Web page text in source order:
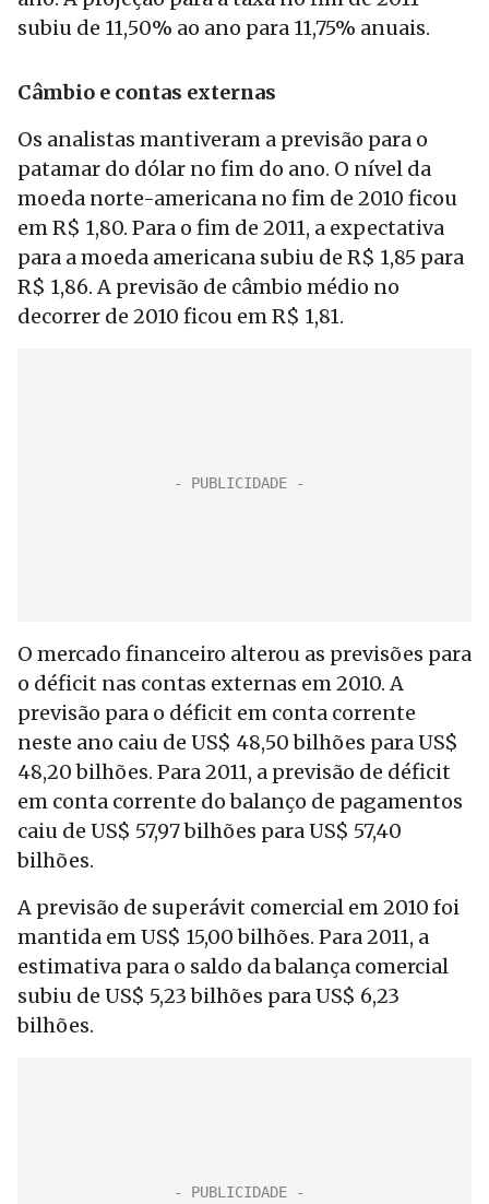
subiu de 11,50% ao ano para 11,75% anuais.
Câmbio e contas externas
Os analistas mantiveram a previsão para o
patamar do dólar no fim do ano. O nível da
moeda norte-americana no fim de 2010 ficou
em R$ 1,80. Para o fim de 2011, a expectativa
para a moeda americana subiu de R$ 1,85 para
R$ 1,86. A previsão de câmbio médio no
decorrer de 2010 ficou em R$ 1,81.
O mercado financeiro alterou as previsões para
o déficit nas contas externas em 2010. A
previsão para o déficit em conta corrente
neste ano caiu de US$ 48,50 bilhões para US$
48,20 bilhões. Para 2011, a previsão de déficit
em conta corrente do balanço de pagamentos
caiu de US$ 57,97 bilhões para US$ 57,40
bilhões.
A previsão de superávit comercial em 2010 foi
mantida em US$ 15,00 bilhões. Para 2011, a
estimativa para o saldo da balança comercial
subiu de US$ 5,23 bilhões para US$ 6,23
bilhões.